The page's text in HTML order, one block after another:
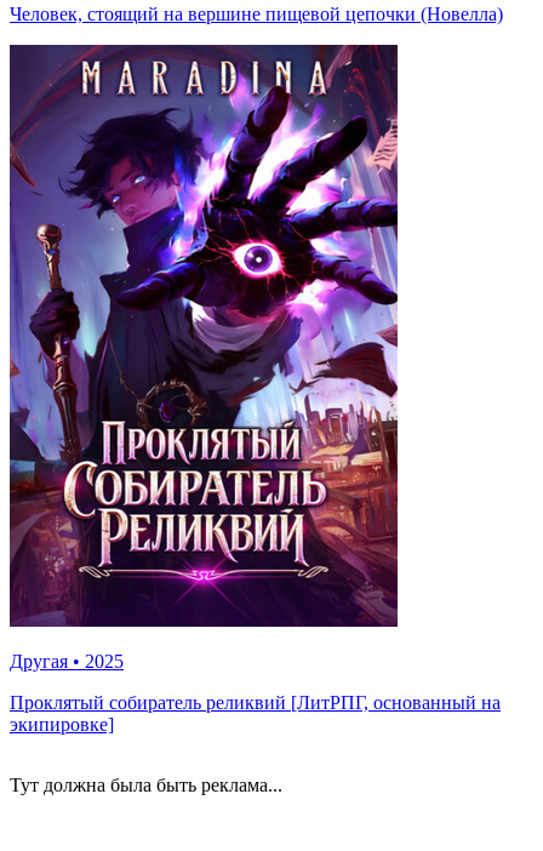
Человек, стоящий на вершине пищевой цепочки (Новелла)
Другая • 2025
Проклятый собиратель реликвий [ЛитРПГ, основанный на
экипировке]
Тут должна была быть реклама...